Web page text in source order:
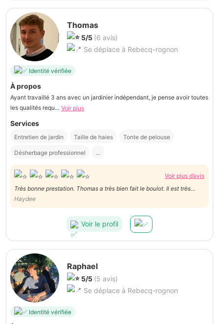
Thomas
5/5 (6 avis)
Se déplace à Rebecq-rognon
Identité vérifiée
À propos
Ayant travaillé 3 ans avec un jardinier indépendant, je pense avoir toutes
les qualités requ... Voir plus
Services
Entretien de jardin Taille de haies Tonte de pelouse
Désherbage professionnel ...
Voir plus d’avis
Très bonne prestation. Thomas a très bien fait le boulot. Il est très
rapide, aimable et ponctuel. Je le recommande vivement!
Haydee
Voir le profil
Raphael
5/5 (5 avis)
Se déplace à Rebecq-rognon
Identité vérifiée